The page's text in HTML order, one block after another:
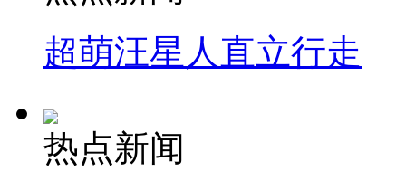
超萌汪星人直立行走
热点新闻